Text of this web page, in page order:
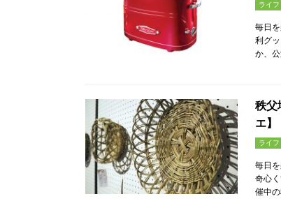
ライフ
毎日
利グ
か、
秩父
エ】
ライフ
毎日
奇心
催中